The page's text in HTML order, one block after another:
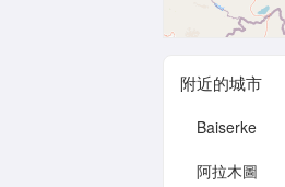
附近的城市
Baiserke
阿拉木圖